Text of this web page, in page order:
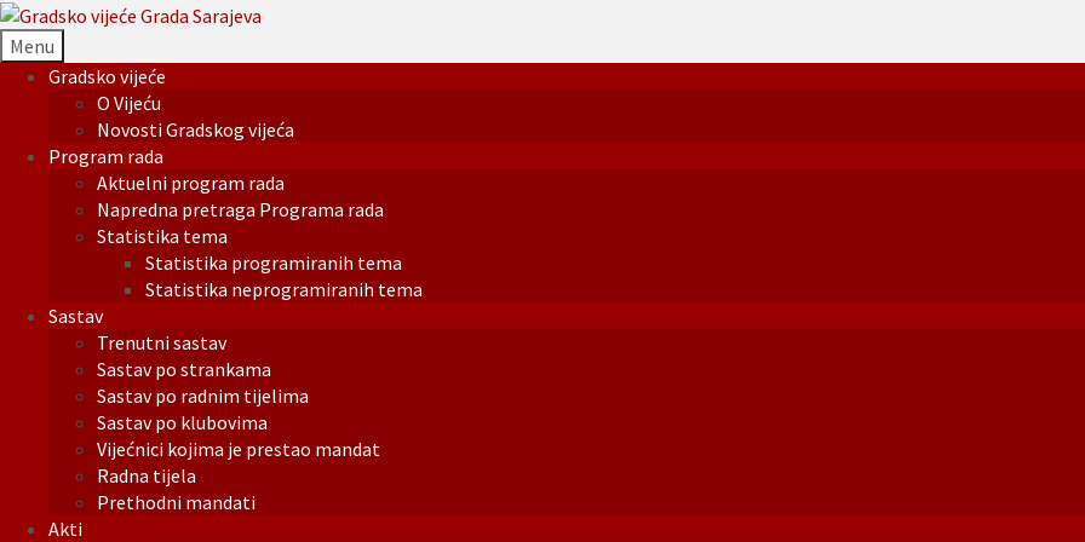
Menu
Gradsko vijeće
O Vijeću
Novosti Gradskog vijeća
Program rada
Aktuelni program rada
Napredna pretraga Programa rada
Statistika tema
Statistika programiranih tema
Statistika neprogramiranih tema
Sastav
Trenutni sastav
Sastav po strankama
Sastav po radnim tijelima
Sastav po klubovima
Vijećnici kojima je prestao mandat
Radna tijela
Prethodni mandati
Akti